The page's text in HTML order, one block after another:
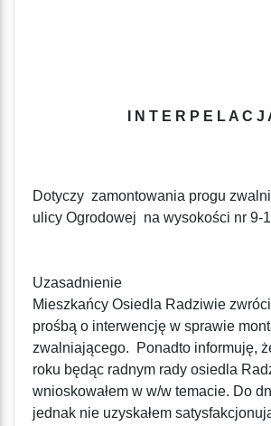
I N T E R P E L A C J
Dotyczy zamontowania progu
ulicy Ogrodowej na wysokości nr 9-
Uzasadnienie
Mieszkańcy Osiedla Radziwie
prośbą o interwencję w sprawie
zwalniającego. Ponadto informuję,
roku będąc radnym rady osiedla
wnioskowałem w w/w temacie. Do
jednak nie uzyskałem